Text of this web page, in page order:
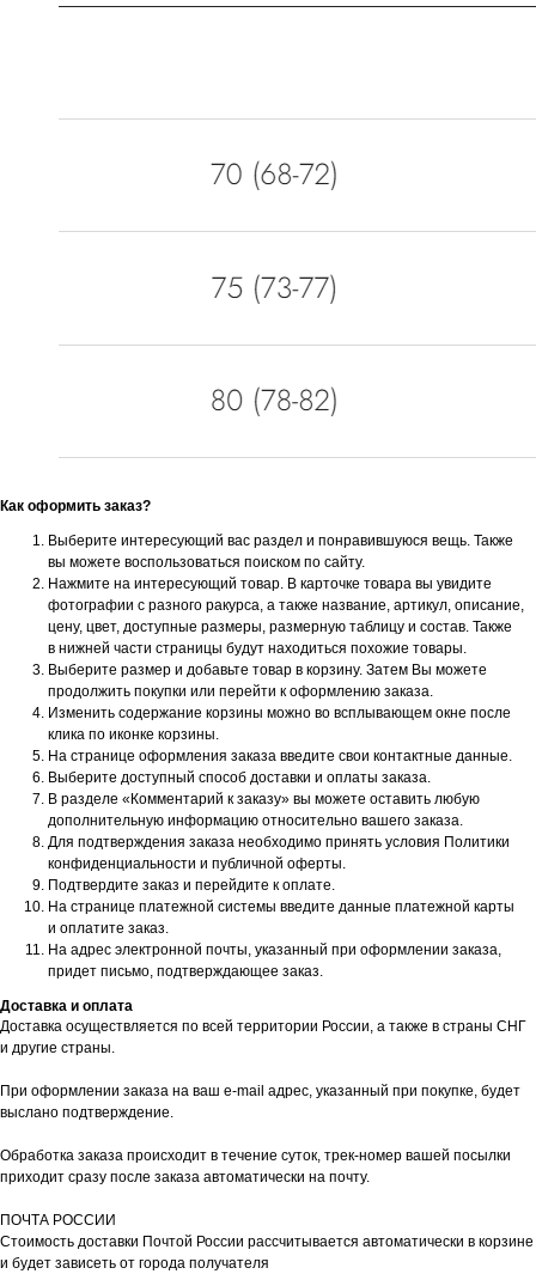
Как оформить заказ?
Выберите интересующий вас раздел и понравившуюся вещь. Также
вы можете воспользоваться поиском по сайту.
Нажмите на интересующий товар. В карточке товара вы увидите
фотографии с разного ракурса, а также название, артикул, описание,
цену, цвет, доступные размеры, размерную таблицу и состав. Также
в нижней части страницы будут находиться похожие товары.
Выберите размер и добавьте товар в корзину. Затем Вы можете
продолжить покупки или перейти к оформлению заказа.
Изменить содержание корзины можно во всплывающем окне после
клика по иконке корзины.
На странице оформления заказа введите свои контактные данные.
Выберите доступный способ доставки и оплаты заказа.
В разделе «Комментарий к заказу» вы можете оставить любую
дополнительную информацию относительно вашего заказа.
Для подтверждения заказа необходимо принять условия Политики
конфиденциальности и публичной оферты.
Подтвердите заказ и перейдите к оплате.
На странице платежной системы введите данные платежной карты
и оплатите заказ.
На адрес электронной почты, указанный при оформлении заказа,
придет письмо, подтверждающее заказ.
Доставка и оплата
Доставка осуществляется по всей территории России, а также в страны СНГ
и другие страны.
При оформлении заказа на ваш e-mail адрес, указанный при покупке, будет
выслано подтверждение.
Обработка заказа происходит в течение суток, трек-номер вашей посылки
приходит сразу после заказа автоматически на почту.
ПОЧТА РОССИИ
Стоимость доставки Почтой России рассчитывается автоматически в корзине
и будет зависеть от города получателя